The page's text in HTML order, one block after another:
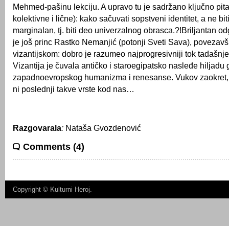
Mehmed-pašinu lekciju. A upravo tu je sadržano ključno
kolektivne i lične): kako sačuvati sopstveni identitet, a ne
marginalan, tj. biti deo univerzalnog obrasca.?!Briljantan
je još princ Rastko Nemanjić (potonji Sveti Sava),
vizantijskom: dobro je razumeo najprogresivniji tok
Vizantija je čuvala antičko i staroegipatsko nasleđe hiljadu
zapadnoevropskog humanizma i renesanse. Vukov
ni poslednji takve vrste kod nas…
Razgovarala: Nataša Gvozdenović
Comments (4)
Copyright © Kulturni Heroj.